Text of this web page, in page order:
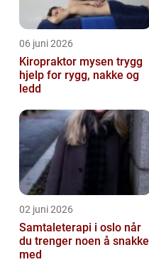
06 juni 2026
Kiropraktor mysen trygg
hjelp for rygg, nakke og
ledd
02 juni 2026
Samtaleterapi i oslo når
du trenger noen å snakke
med